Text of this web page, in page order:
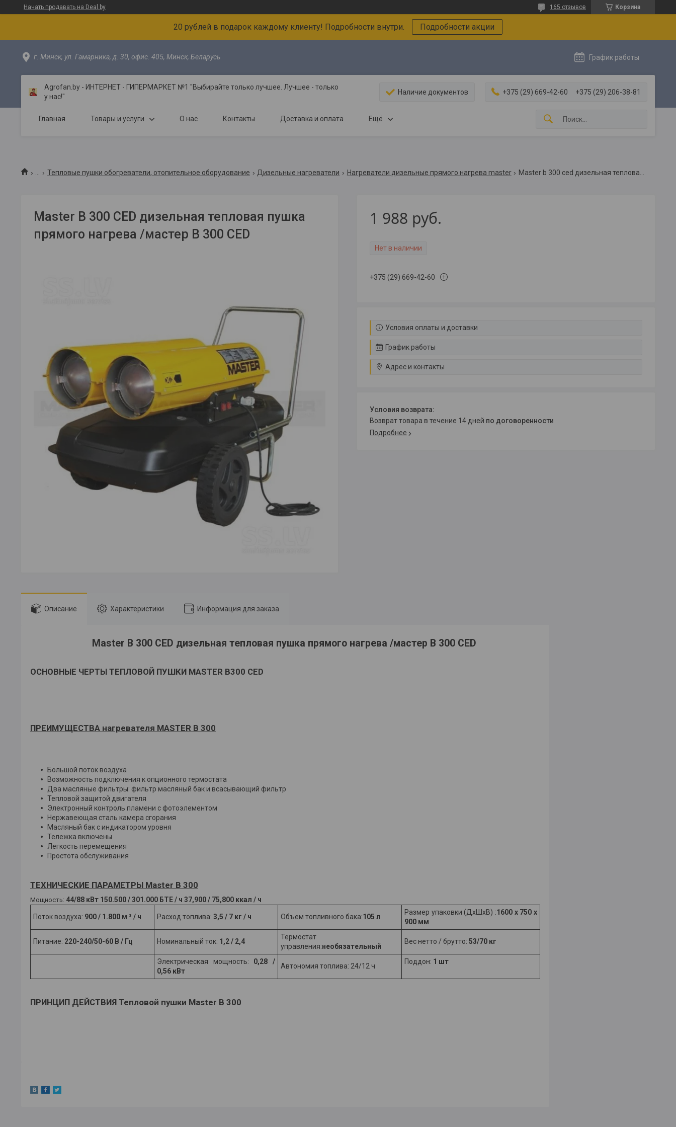
Начать продавать на Deal.by Корзина
165 отзывов
20 рублей в подарок каждому клиенту! Подробности внутри. Подробности акции
г. Минск, ул. Гамарника, д. 30, офис. 405, Минск, Беларусь График работы
Agrofan.by - ИНТЕРНЕТ - ГИПЕРМАРКЕТ №1 "Выбирайте только лучшее. Лучшее - только
у нас!"
Наличие документов +375 (29) 669-42-60 +375 (29) 206-38-81
Главная Товары и услуги О нас Контакты Доставка и оплата Ещё
Тепловые пушки обогреватели, отопительное оборудование Дизельные нагреватели Нагреватели дизельные прямого нагрева master
Master B 300 CED дизельная тепловая пушка
прямого нагрева /мастер B 300 CED
1 988 руб.
Нет в наличии
+375 (29) 669-42-60
Условия оплаты и доставки
График работы
Адрес и контакты
возврат товара в течение 14 дней по договоренности
Подробнее
Описание Характеристики Информация для заказа
Master B 300 CED дизельная тепловая пушка прямого нагрева /мастер B 300 CED
ОСНОВНЫЕ ЧЕРТЫ ТЕПЛОВОЙ ПУШКИ MASTER B300 CED
ПРЕИМУЩЕСТВА нагревателя MASTER B 300
Большой поток воздуха
Возможность подключения к опционного термостата
Два масляные фильтры: фильтр масляный бак и всасывающий фильтр
Тепловой защитой двигателя
Электронный контроль пламени с фотоэлементом
Нержавеющая сталь камера сгорания
Масляный бак с индикатором уровня
Тележка включены
Легкость перемещения
Простота обслуживания
ТЕХНИЧЕСКИЕ ПАРАМЕТРЫ Master B 300
Мощность: 44/88 кВт 150.500 / 301.000 БТЕ / ч 37,900 / 75,800 ккал / ч
Поток воздуха: 900 / 1.800 м ³ / ч Расход топлива: 3,5 / 7 кг / ч Объем топливного бака:105 л
Размер упаковки (ДхШхВ) :1600 x 750 х
900 мм
Питание: 220-240/50-60 В / Гц Номинальный ток: 1,2 / 2,4
Термостат
управления:необязательный
Вес нетто / брутто: 53/70 кг
Электрическая мощность: 0,28 /
0,56 кВт
Автономия топлива: 24/12 ч
Поддон: 1 шт
ПРИНЦИП ДЕЙСТВИЯ Тепловой пушки Master B 300